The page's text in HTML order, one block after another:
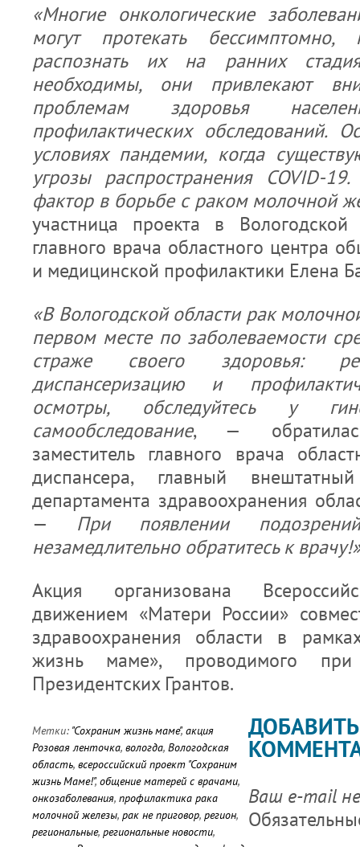
«Многие онкологические
могут протекать
распознать их на ранних
необходимы, они привлекают
проблемам здоровья
профилактических обследований.
условиях пандемии, когда
угрозы распространения COVID-
фактор в борьбе с раком молочной
участница проекта в Вологодской
главного врача областного центра
и медицинской профилактики Елена
«В Вологодской области рак
первом месте по заболеваемости
страже своего здоровья:
диспансеризацию и
осмотры, обследуйтесь у
самообследование, —
заместитель главного врача
диспансера, главный внештатный
департамента здравоохранения
— При появлении
незамедлительно обратитесь к
Акция организована
движением «Матери России»
здравоохранения области в
жизнь маме», проводимого
Президентских Грантов.
Метки: "Сохраним жизнь маме",акция
Розовая ленточка, вологда, Вологодская
область, всероссийский проект "Сохраним
жизнь Маме!",общение матерей с врачами,
онкозаболевания, профилактика рака
молочной железы, рак не приговор, регион,
региональные, региональные новости,
ДОБАВИТЬ
Ваш e-mail